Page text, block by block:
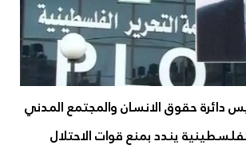
دائرة حقوق الانسان والمجتمع المدني
يندد بمنع قوات الاحتلال